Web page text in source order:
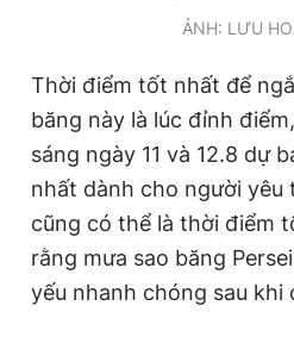
© 2003-2026 Bản quyền thuộc về
chép dưới mọi hình thức nếu
bản. Phát triển bởi ePi
ẢNH: LƯU
Thời điểm tốt nhất để
băng này là lúc đỉnh
sáng ngày 11 và 12.8 dự
nhất dành cho người yêu
cũng có thể là thời điểm
rằng mưa sao băng
yếu nhanh chóng sau khi